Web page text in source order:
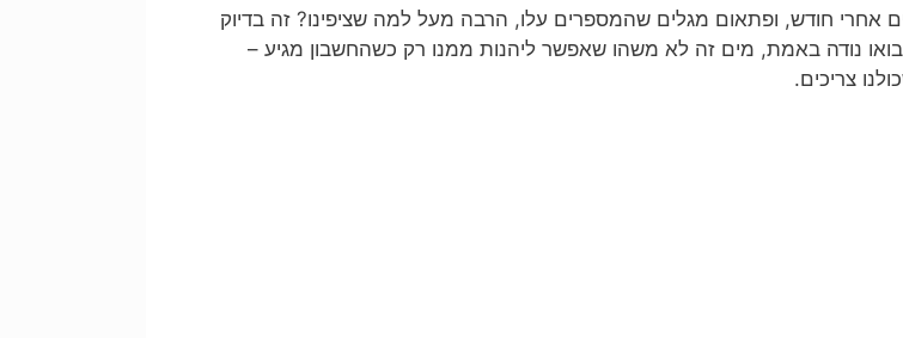
אחרי חודש, ופתאום מגלים שהמספרים עלו, הרבה מעל למה שציפינו? זה בדיוק
נודה באמת, מים זה לא משהו שאפשר ליהנות ממנו רק כשהחשבון מגיע –
צריכים.